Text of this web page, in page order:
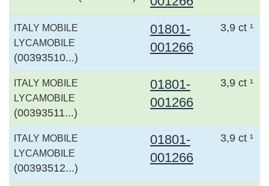
ITALY MOBILE
LYCAMOBILE
(00393510...)
01801-
001266
3,9 ct ¹
ITALY MOBILE
LYCAMOBILE
(00393511...)
01801-
001266
3,9 ct ¹
ITALY MOBILE
LYCAMOBILE
(00393512...)
01801-
001266
3,9 ct ¹